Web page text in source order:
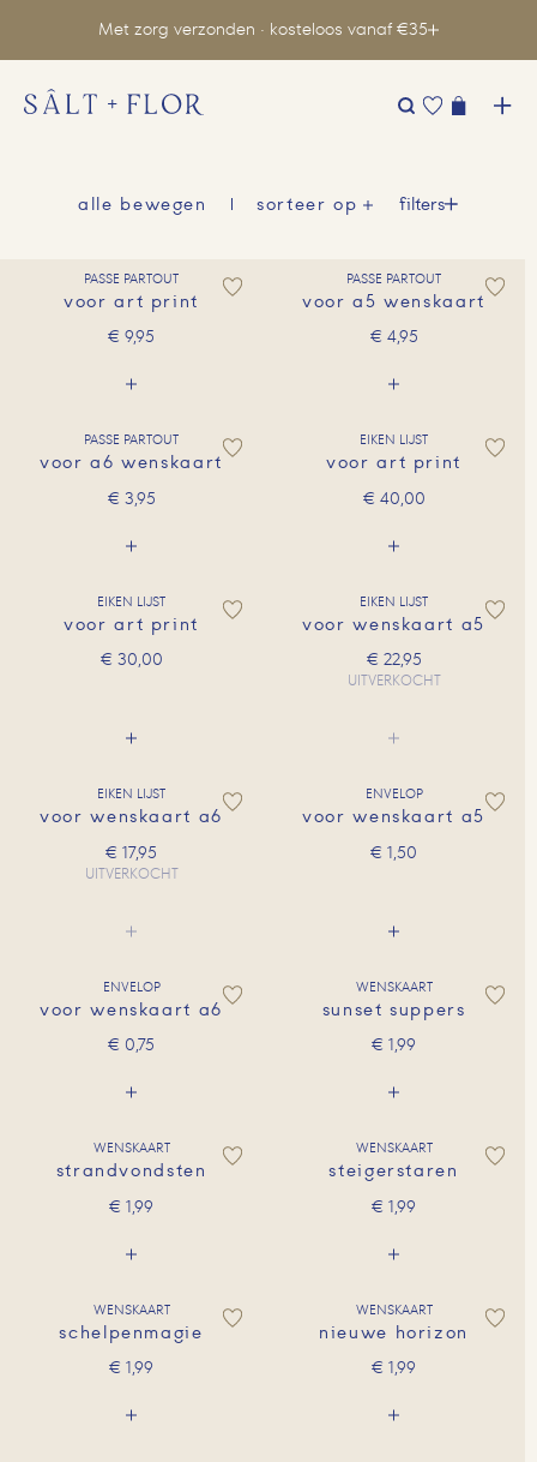
Met zorg verzonden · kosteloos vanaf €35
alle bewegen sorteer op filters
PASSE PARTOUT
voor art print
€ 9,95
PASSE PARTOUT
voor a5 wenskaart
€ 4,95
PASSE PARTOUT
voor a6 wenskaart
€ 3,95
EIKEN LIJST
voor art print
€ 40,00
EIKEN LIJST
voor art print
€ 30,00
EIKEN LIJST
voor wenskaart a5
€ 22,95
UITVERKOCHT
EIKEN LIJST
voor wenskaart a6
€ 17,95
UITVERKOCHT
ENVELOP
voor wenskaart a5
€ 1,50
ENVELOP
voor wenskaart a6
€ 0,75
WENSKAART
sunset suppers
€ 1,99
WENSKAART
strandvondsten
€ 1,99
WENSKAART
steigerstaren
€ 1,99
WENSKAART
schelpenmagie
€ 1,99
WENSKAART
nieuwe horizon
€ 1,99